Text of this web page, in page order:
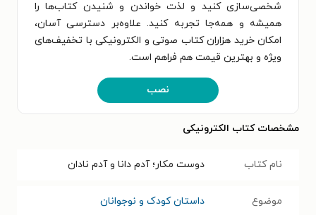
شخصی‌سازی کنید و لذت خواندن و شنیدن کتاب‌ها را
همیشه و همه‌جا تجربه کنید. علاوه‌بر دسترسی آسان،
امکان خرید هزاران کتاب صوتی و الکترونیکی با تخفیف‌های
ویژه و بهترین قیمت هم فراهم است.
نصب
مشخصات کتاب الکترونیکی
نام کتاب دوست مکار؛ آدم دانا و آدم نادان
موضوع داستان کودک و نوجوانان